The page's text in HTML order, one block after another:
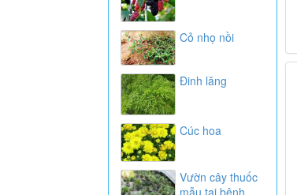
Cỏ nhọ nồi
Đinh lăng
Cúc hoa
Vườn cây thuốc